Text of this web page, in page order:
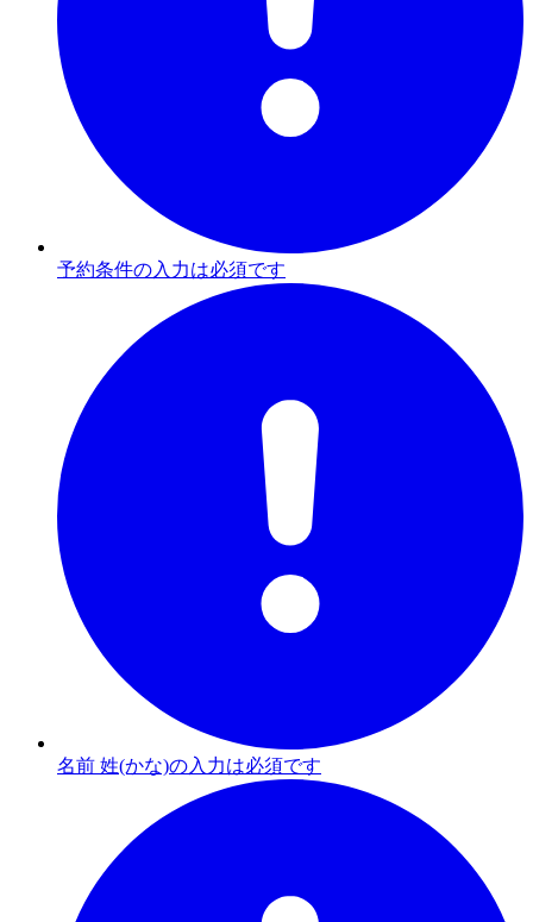
予約条件の入力は必須です
名前 姓(かな)の入力は必須です